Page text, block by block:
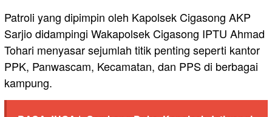
Patroli yang dipimpin oleh Kapolsek Cigasong AKP
Sarjio didampingi Wakapolsek Cigasong IPTU Ahmad
Tohari menyasar sejumlah titik penting seperti kantor
PPK, Panwascam, Kecamatan, dan PPS di berbagai
kampung.